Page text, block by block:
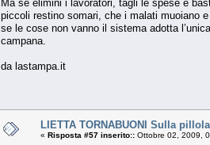
Ma se elimini i lavoratori, tagli le spese e
piccoli restino somari, che i malati muoiano
se le cose non vanno il sistema adotta
campana.
da lastampa.it
LIETTA TORNABUONI Sulla
« Risposta #57 inserito:: Ottobre 02, 2009,